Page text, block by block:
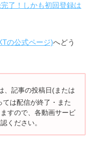
了！しかも初回登録は
の公式ページ)へどう
、記事の投稿日(または
ては配信が終了・また
すので、 各動画サービ
ください。